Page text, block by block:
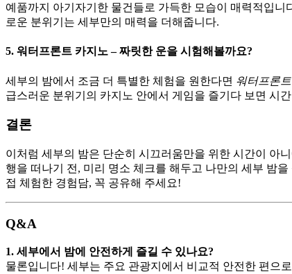
예품까지 아기자기한 물건들로 가득한 모습이 매력적입
로운 분위기는 세부만의 매력을 더해줍니다.
5. 워터프론트 카지노 – 짜릿한 운을 시험해볼까요?
세부의 밤에서 조금 더 특별한 체험을 원한다면 워터프론
급스러운 분위기의 카지노 안에서 게임을 즐기다 보면 시
결론
이처럼 세부의 밤은 단순히 시끄러움만을 위한 시간이 아
행을 떠나기 전, 미리 명소 체크를 해두고 나만의 세부 밤
접 체험한 경험담, 꼭 공유해 주세요!
Q&A
1. 세부에서 밤에 안전하게 즐길 수 있나요?
물론입니다! 세부는 주요 관광지에서 비교적 안전한 편으